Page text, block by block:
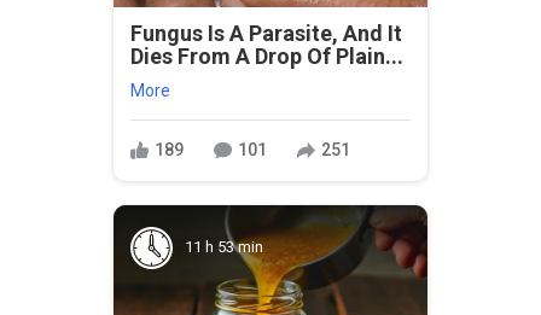
Fungus Is A Parasite, And It
Dies From A Drop Of Plain...
More
189 101 251
11 h 53 min